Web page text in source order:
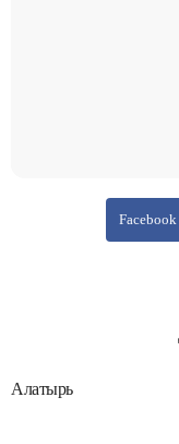
Facebook
Алатырь